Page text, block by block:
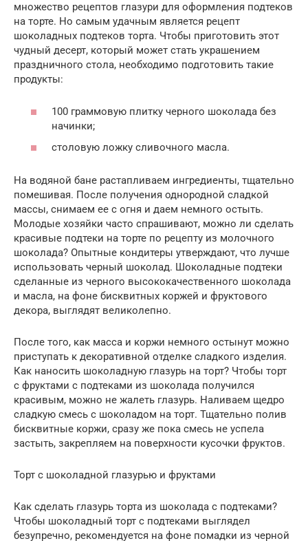
множество рецептов глазури для оформления подтеков
на торте. Но самым удачным является рецепт
шоколадных подтеков торта. Чтобы приготовить этот
чудный десерт, который может стать украшением
праздничного стола, необходимо подготовить такие
продукты:
100 граммовую плитку черного шоколада без
начинки;
столовую ложку сливочного масла.
На водяной бане растапливаем ингредиенты, тщательно
помешивая. После получения однородной сладкой
массы, снимаем ее с огня и даем немного остыть.
Молодые хозяйки часто спрашивают, можно ли сделать
красивые подтеки на торте по рецепту из молочного
шоколада? Опытные кондитеры утверждают, что лучше
использовать черный шоколад. Шоколадные подтеки
сделанные из черного высококачественного шоколада
и масла, на фоне бисквитных коржей и фруктового
декора, выглядят великолепно.
После того, как масса и коржи немного остынут можно
приступать к декоративной отделке сладкого изделия.
Как наносить шоколадную глазурь на торт? Чтобы торт
с фруктами с подтеками из шоколада получился
красивым, можно не жалеть глазурь. Наливаем щедро
сладкую смесь с шоколадом на торт. Тщательно полив
бисквитные коржи, сразу же пока смесь не успела
застыть, закрепляем на поверхности кусочки фруктов.
Торт с шоколадной глазурью и фруктами
Как сделать глазурь торта из шоколада с подтеками?
Чтобы шоколадный торт с подтеками выглядел
безупречно, рекомендуется на фоне помадки из черной